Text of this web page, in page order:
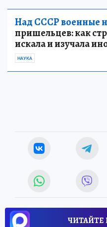
Над СССР военные
пришельцев: как
искала и изучала
НАУКА
ЧИТАЙТЕ